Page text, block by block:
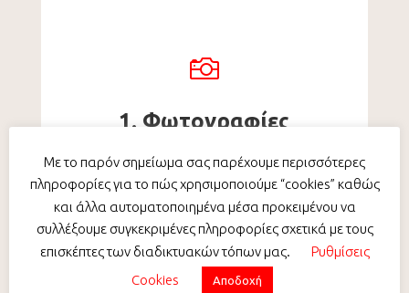

1. Φωτογραφίες
Πρώτα βγάζετε τις απαιτούμενες
φωτογραφίες
Με το παρόν σημείωμα σας παρέχουμε περισσότερες
πληροφορίες για το πώς χρησιμοποιούμε “cookies” καθώς
και άλλα αυτοματοποιημένα μέσα προκειμένου να
συλλέξουμε συγκεκριμένες πληροφορίες σχετικά με τους
επισκέπτες των διαδικτυακών τόπων μας.
Ρυθμίσεις
Cookies
Αποδοχή